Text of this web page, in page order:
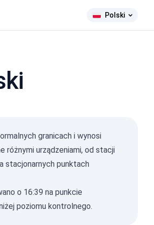
Polski
granicach i wynosi
różnymi urządzeniami, od stacji
stacjonarnych punktach
o 16:39 na punkcie
poziomu kontrolnego.